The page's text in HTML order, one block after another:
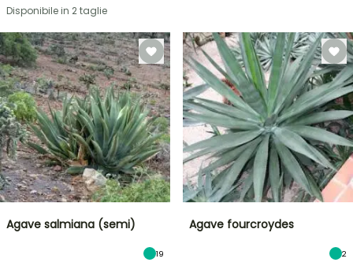
Disponibile in 2 taglie
Agave salmiana (semi)
19
Agave fourcroydes
2